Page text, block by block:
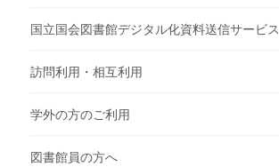
国立国会図書館デジタル化資料送信サービス
訪問利用・相互利用
学外の方のご利用
図書館員の方へ